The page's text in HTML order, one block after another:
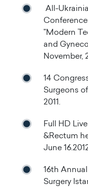
All-
"Modern
and
November,
14
Surgeons
2011.
Full HD
&Rectum
June
16th
Surgery